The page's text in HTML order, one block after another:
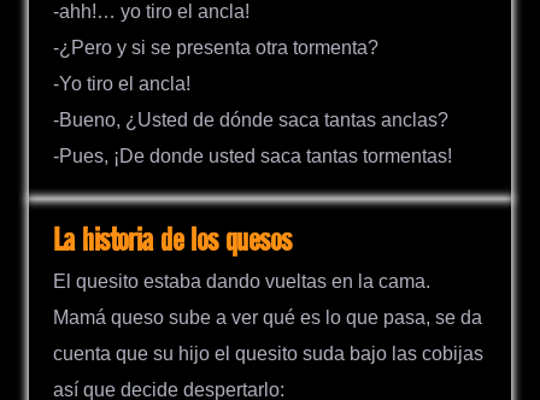
-ahh!… yo tiro el ancla!
-¿Pero y si se presenta otra tormenta?
-Yo tiro el ancla!
-Bueno, ¿Usted de dónde saca tantas anclas?
-Pues, ¡De donde usted saca tantas tormentas!
La historia de los quesos
El quesito estaba dando vueltas en la cama.
Mamá queso sube a ver qué es lo que pasa, se da
cuenta que su hijo el quesito suda bajo las cobijas
así que decide despertarlo: